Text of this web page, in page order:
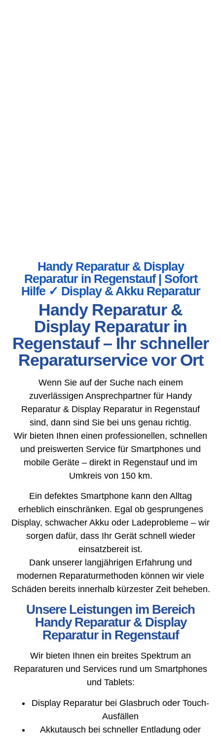
Handy Reparatur & Display
Reparatur in Regenstauf | Sofort
Hilfe ✓ Display & Akku Reparatur
Handy Reparatur &
Display Reparatur in
Regenstauf – Ihr schneller
Reparaturservice vor Ort
Wenn Sie auf der Suche nach einem
zuverlässigen Ansprechpartner für Handy
Reparatur & Display Reparatur in Regenstauf
sind, dann sind Sie bei uns genau richtig.
Wir bieten Ihnen einen professionellen, schnellen
und preiswerten Service für Smartphones und
mobile Geräte – direkt in Regenstauf und im
Umkreis von 150 km.
Ein defektes Smartphone kann den Alltag
erheblich einschränken. Egal ob gesprungenes
Display, schwacher Akku oder Ladeprobleme – wir
sorgen dafür, dass Ihr Gerät schnell wieder
einsatzbereit ist.
Dank unserer langjährigen Erfahrung und
modernen Reparaturmethoden können wir viele
Schäden bereits innerhalb kürzester Zeit beheben.
Unsere Leistungen im Bereich
Handy Reparatur & Display
Reparatur in Regenstauf
Wir bieten Ihnen ein breites Spektrum an
Reparaturen und Services rund um Smartphones
und Tablets:
Display Reparatur bei Glasbruch oder Touch-
Ausfällen
Akkutausch bei schneller Entladung oder